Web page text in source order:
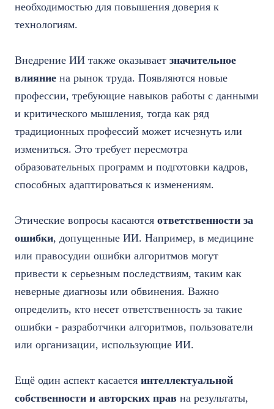
необходимостью для повышения доверия к
технологиям.
Внедрение ИИ также оказывает значительное
влияние на рынок труда. Появляются новые
профессии, требующие навыков работы с данными
и критического мышления, тогда как ряд
традиционных профессий может исчезнуть или
измениться. Это требует пересмотра
образовательных программ и подготовки кадров,
способных адаптироваться к изменениям.
Этические вопросы касаются ответственности за
ошибки, допущенные ИИ. Например, в медицине
или правосудии ошибки алгоритмов могут
привести к серьезным последствиям, таким как
неверные диагнозы или обвинения. Важно
определить, кто несет ответственность за такие
ошибки - разработчики алгоритмов, пользователи
или организации, использующие ИИ.
Ещё один аспект касается интеллектуальной
собственности и авторских прав на результаты,